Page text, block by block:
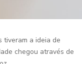
tiveram a ideia de
chegou através de